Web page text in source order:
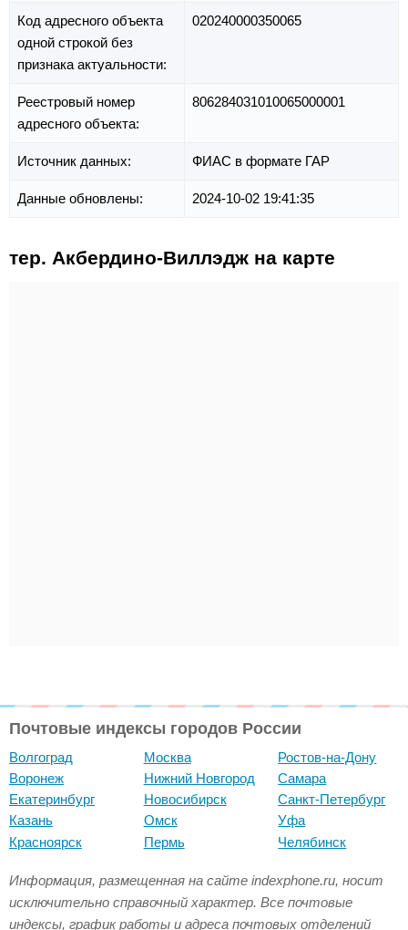
Код адресного объекта
одной строкой без
признака актуальности:
020240000350065
Реестровый номер
адресного объекта:
806284031010065000001
Источник данных: ФИАС в формате ГАР
Данные обновлены: 2024-10-02 19:41:35
тер. Акбердино-Виллэдж на карте
Почтовые индексы городов России
Волгоград
Воронеж
Екатеринбург
Казань
Красноярск
Москва
Нижний Новгород
Новосибирск
Омск
Пермь
Ростов-на-Дону
Самара
Санкт-Петербург
Уфа
Челябинск
Информация, размещенная на сайте indexphone.ru, носит
исключительно справочный характер. Все почтовые
индексы, график работы и адреса почтовых отделений